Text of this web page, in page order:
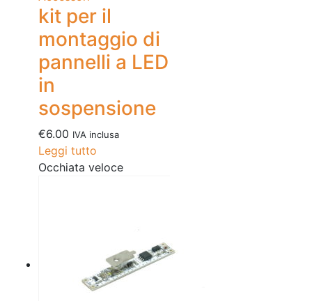
kit per il
montaggio di
pannelli a LED
in
sospensione
€6.00 IVA inclusa
Leggi tutto
Occhiata veloce